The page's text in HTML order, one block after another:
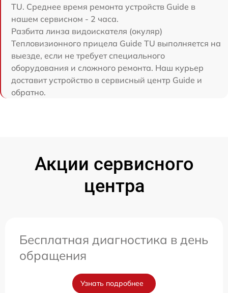
TU. Среднее время ремонта устройств Guide в
нашем сервисном - 2 часа.
Разбита линза видоискателя (окуляр)
Тепловизионного прицела Guide TU выполняется на
выезде, если не требует специального
оборудования и сложного ремонта. Наш курьер
доставит устройство в сервисный центр Guide и
обратно.
Акции сервисного
центра
Бесплатная диагностика в день
обращения
Узнать подробнее